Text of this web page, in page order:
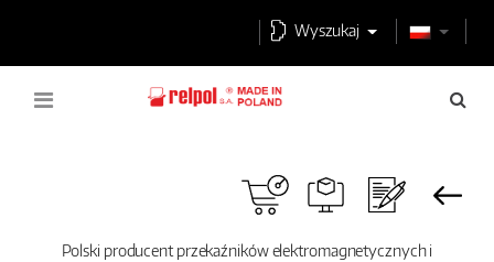
Wyszukaj
Polski producent przekaźników elektromagnetycznych i